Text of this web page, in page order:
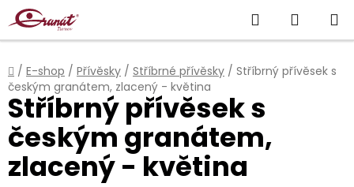
Přejít
na
obsah
Hledat
KOŠÍK
Domů
/ E-shop / Přívěsky / Stříbrné přívěsky / Stříbrný přívěsek s
českým granátem, zlacený - květina
Stříbrný přívěsek s
českým granátem,
zlacený - květina